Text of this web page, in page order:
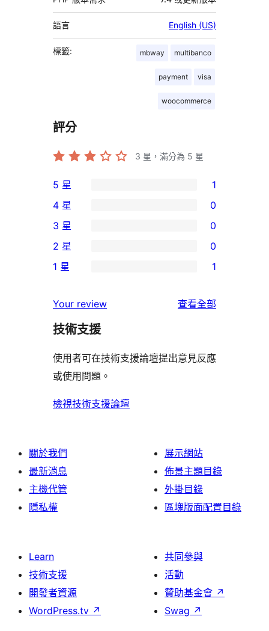
語言 English (US)
標籤: mbway multibanco
payment visa
woocommerce
評分
3 星，滿分為 5 星
1
個
5
星
使
者
論
5 星 1
個
4
星
用
者
論
4 星 0
0
個
3
使
用
評
論
3 星 0
個
星
使
者
評
論
2 星 0
1
星
用
者
評
1 星 1
Your review 查看全部
評
技術支援
使用者可在技術支援論壇提出意見反應
或使用問題。
檢視技術支援論壇
關於我們
最新消息
主機代管
隱私權
展示網站
佈景主題目錄
外掛目錄
區塊版面配置目錄
Learn
技術支援
開發者資源
WordPress.tv ↗
共同參與
活動
贊助基金會 ↗
Swag ↗